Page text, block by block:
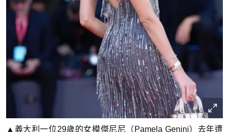
▲義大利一位29歲的女模傑尼尼（Pamela Genini）去年遭